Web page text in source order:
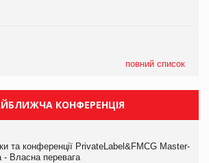
повний список
КОНФЕРЕНЦІЯ
та конференції PrivateLabel&FMCG Master-
Власна перевага